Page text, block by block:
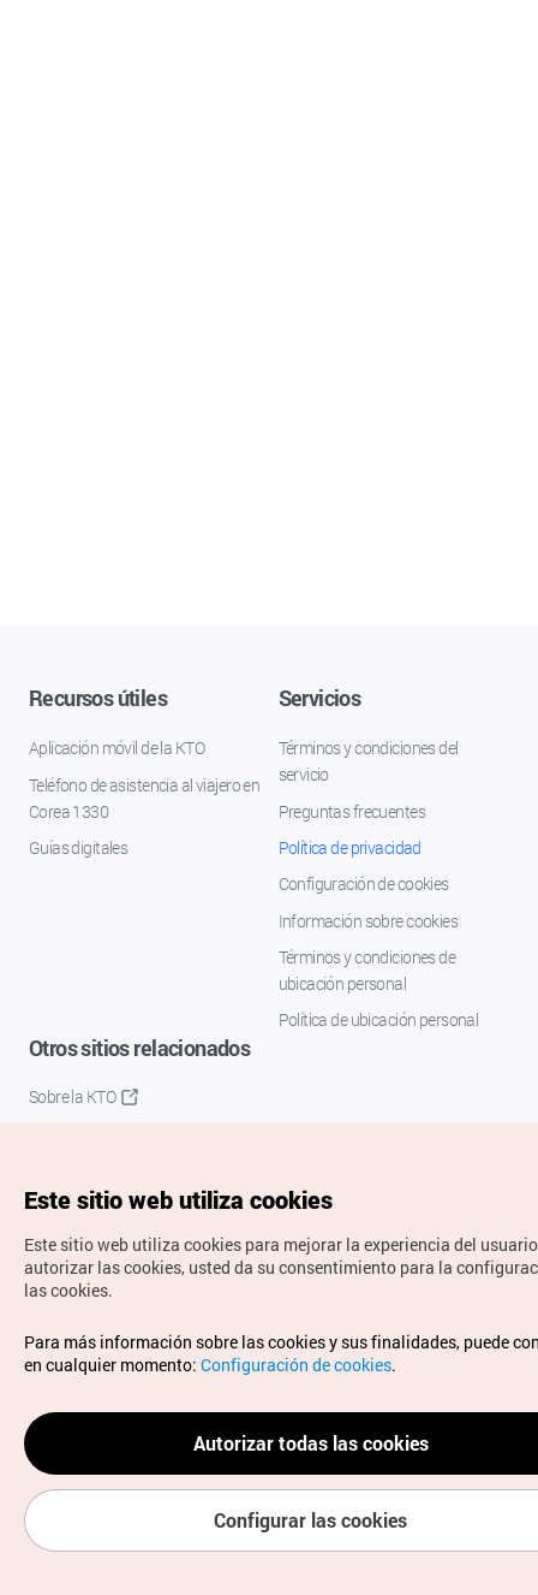
Recursos útiles
Aplicación móvil de la KTO
Teléfono de asistencia al viajero en
Corea 1330
Guías digitales
Servicios
Términos y condiciones del
servicio
Preguntas frecuentes
Política de privacidad
Configuración de cookies
Información sobre cookies
Términos y condiciones de
ubicación personal
Política de ubicación personal
Otros sitios relacionados
Sobre la KTO
Copyrights © Organización de Turismo de Corea. Todos los
derechos reservados.
Para informes de errores y cuestiones relacionadas con el
sitio web, dirija sus consultas al correoelectrónico oficial:
spanish@knto.or.kr
Este sitio web utiliza cookies
Este sitio web utiliza cookies para mejorar la experiencia del
autorizar las cookies, usted da su consentimiento para la
las cookies.
Para más información sobre las cookies y sus finalidades, puede
en cualquier momento: Configuración de cookies.
Autorizar todas las cookies
Configurar las cookies